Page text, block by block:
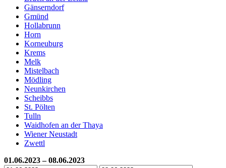
Gänserndorf
Gmünd
Hollabrunn
Horn
Korneuburg
Krems
Melk
Mistelbach
Mödling
Neunkirchen
Scheibbs
St. Pölten
Tulln
Waidhofen an der Thaya
Wiener Neustadt
Zwettl
01.06.2023 – 08.06.2023